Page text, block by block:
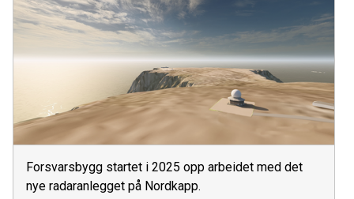
Forsvarsbygg startet i 2025 opp arbeidet med det
nye radaranlegget på Nordkapp.